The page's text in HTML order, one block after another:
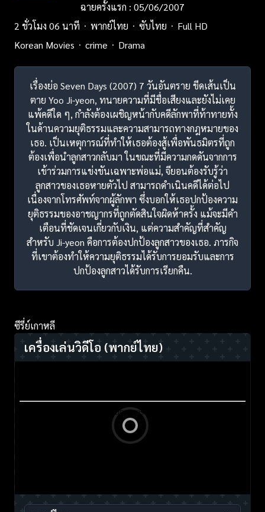
ฉายครั้งแรก : 05/06/2007
2 ชั่วโมง 06 นาที
พากย์ไทย ซับไทย
Full HD
Korean Movies
crime Drama
เรื่องย่อ Seven Days (2007) 7 วันอันตราย ขีดเส้นเป็น
ตาย Yoo Ji-yeon, ทนายความที่มีชื่อเสียงและยังไม่เคย
แพ้คดีใด ๆ, กำลังต้องเผชิญหน้ากับคดีลักพาที่ท้าทายทั้ง
ในด้านความยุติธรรมและความสามารถทางกฎหมายของ
เธอ. เป็นเหตุการณ์ที่ทำให้เธอต้องสู้เพื่อพันธมิตรที่ถูก
ต้องเพื่อนำลูกสาวกลับมา ในขณะที่มีความกดดันจากการ
เข้าร่วมการแข่งขันเฉพาะพ่อแม่, จียอนต้องรับรู้ว่า
ลูกสาวของเธอหายตัวไป สามารถดำเนินคดีได้ต่อไป
เนื่องจากโทรศัพท์จากผู้ลักพา ซึ่งบอกให้เธอปกป้องความ
ยุติธรรมของอาชญากรที่ถูกตัดสินใจผิดห้าครั้ง แม้จะมีคำ
เตือนที่ชัดเจนเกี่ยวกับเงิน, แต่ความสำคัญที่สำคัญ
สำหรับ Ji-yeon คือการต้องปกป้องลูกสาวของเธอ. ภารกิจ
ที่เขาต้องทำให้ความยุติธรรมได้รับการยอมรับและการ
ปกป้องลูกสาวได้รับการเรียกคืน.
ซีรี่ย์เกาหลี
เครื่องเล่นวิดีโอ (พากย์ไทย)